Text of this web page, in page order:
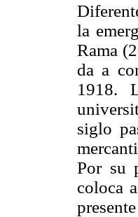
la
Rama
da a
1918.
siglo
Por su
coloca